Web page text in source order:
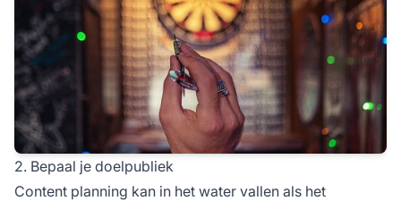
2. Bepaal je doelpubliek
Content planning kan in het water vallen als het